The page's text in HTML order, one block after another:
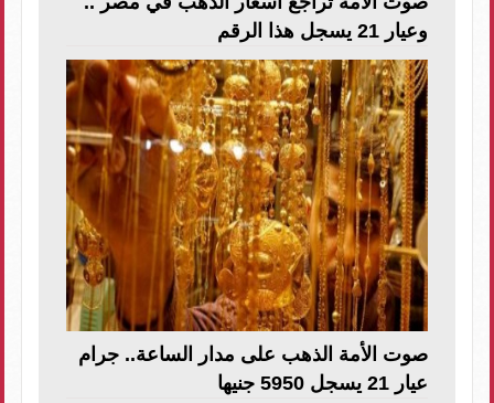
وعيار 21 يسجل هذا الرقم
صوت الأمة الذهب على مدار الساعة.. جرام
عيار 21 يسجل 5950 جنيها